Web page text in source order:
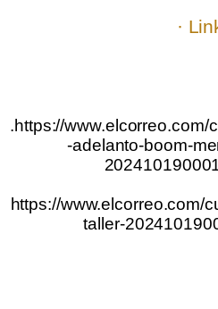
·
.https://www.elcorreo.com/
-adelanto-boom-
https://www.elcorreo.com/
taller-